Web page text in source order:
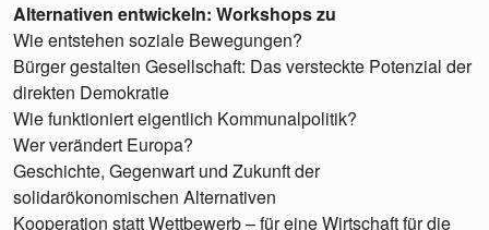
Alternativen entwickeln: Workshops zu
Wie entstehen soziale Bewegungen?
Bürger gestalten Gesellschaft: Das versteckte Potenzial der
direkten Demokratie
Wie funktioniert eigentlich Kommunalpolitik?
Wer verändert Europa?
Geschichte, Gegenwart und Zukunft der
solidarökonomischen Alternativen
Kooperation statt Wettbewerb – für eine Wirtschaft für die